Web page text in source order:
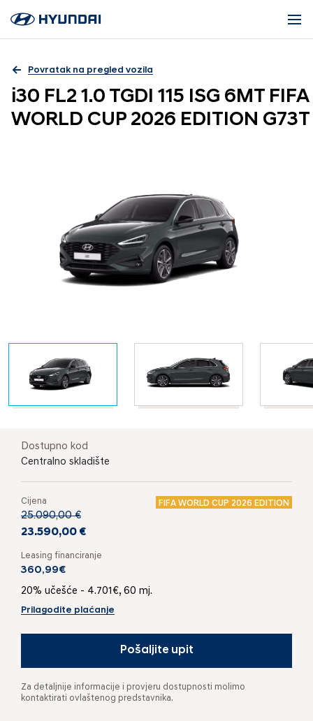
Povratak na pregled vozila
i30 FL2 1.0 TGDI 115 ISG 6MT FIFA
WORLD CUP 2026 EDITION G73T
Dostupno kod
Centralno skladište
Cijena FIFA WORLD CUP 2026 EDITION
25.090,00 €
23.590,00 €
Leasing financiranje
360,99€
20% učešće - 4.701€, 60 mj.
Prilagodite plaćanje
Pošaljite upit
Za detaljnije informacije i provjeru dostupnosti molimo
kontaktirati ovlaštenog predstavnika.